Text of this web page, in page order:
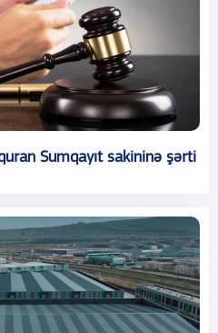
Sumqayıt sakininə şərti